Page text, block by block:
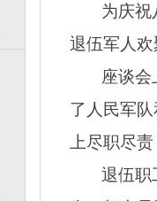
为庆祝
退伍军人
座谈
了人民军
上尽职尽
退伍职